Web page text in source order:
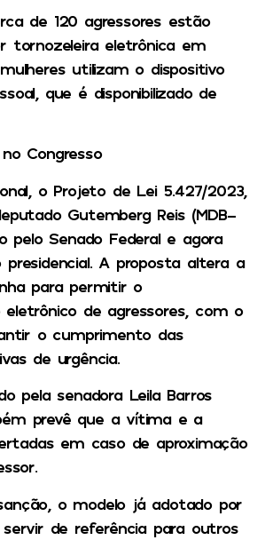
de 120 agressores estão
tornozeleira eletrônica em
utilizam o dispositivo
que é disponibilizado de
Congresso
o Projeto de Lei 5.427/2023,
Gutemberg Reis (MDB-
pelo Senado Federal e agora
presidencial. A proposta altera a
para permitir o
de agressores, com o
o cumprimento das
de urgência.
pela senadora Leila Barros
prevê que a vítima e a
em caso de aproximação
o modelo já adotado por
servir de referência para outros